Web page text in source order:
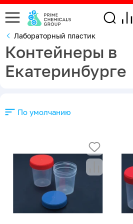
Лабораторный пластик
Контейнеры в
Екатеринбурге
По умолчанию